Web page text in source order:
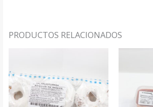
PRODUCTOS RELACIONADOS